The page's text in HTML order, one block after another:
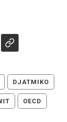
DJATMIKO
OECD